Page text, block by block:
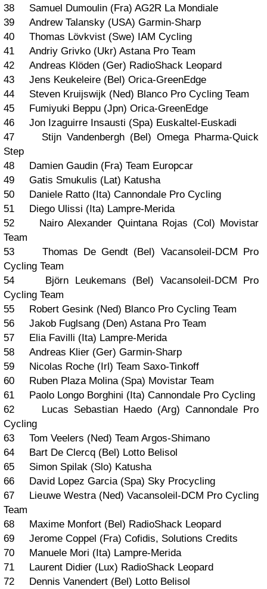
38 Samuel Dumoulin (Fra) AG2R La Mondiale
39 Andrew Talansky (USA) Garmin-Sharp
40 Thomas Lövkvist (Swe) IAM Cycling
41 Andriy Grivko (Ukr) Astana Pro Team
42 Andreas Klöden (Ger) RadioShack Leopard
43 Jens Keukeleire (Bel) Orica-GreenEdge
44 Steven Kruijswijk (Ned) Blanco Pro Cycling Team
45 Fumiyuki Beppu (Jpn) Orica-GreenEdge
46 Jon Izaguirre Insausti (Spa) Euskaltel-Euskadi
47 Stijn Vandenbergh (Bel) Omega Pharma-Quick
Step
48 Damien Gaudin (Fra) Team Europcar
49 Gatis Smukulis (Lat) Katusha
50 Daniele Ratto (Ita) Cannondale Pro Cycling
51 Diego Ulissi (Ita) Lampre-Merida
52 Nairo Alexander Quintana Rojas (Col) Movistar
Team
53 Thomas De Gendt (Bel) Vacansoleil-DCM Pro
Cycling Team
54 Björn Leukemans (Bel) Vacansoleil-DCM Pro
Cycling Team
55 Robert Gesink (Ned) Blanco Pro Cycling Team
56 Jakob Fuglsang (Den) Astana Pro Team
57 Elia Favilli (Ita) Lampre-Merida
58 Andreas Klier (Ger) Garmin-Sharp
59 Nicolas Roche (Irl) Team Saxo-Tinkoff
60 Ruben Plaza Molina (Spa) Movistar Team
61 Paolo Longo Borghini (Ita) Cannondale Pro Cycling
62 Lucas Sebastian Haedo (Arg) Cannondale Pro
Cycling
63 Tom Veelers (Ned) Team Argos-Shimano
64 Bart De Clercq (Bel) Lotto Belisol
65 Simon Spilak (Slo) Katusha
66 David Lopez Garcia (Spa) Sky Procycling
67 Lieuwe Westra (Ned) Vacansoleil-DCM Pro Cycling
Team
68 Maxime Monfort (Bel) RadioShack Leopard
69 Jerome Coppel (Fra) Cofidis, Solutions Credits
70 Manuele Mori (Ita) Lampre-Merida
71 Laurent Didier (Lux) RadioShack Leopard
72 Dennis Vanendert (Bel) Lotto Belisol